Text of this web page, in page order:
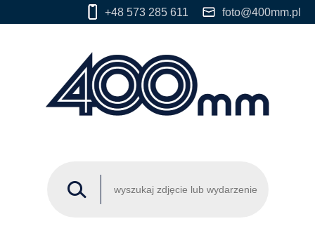
+48 573 285 611 foto@400mm.pl